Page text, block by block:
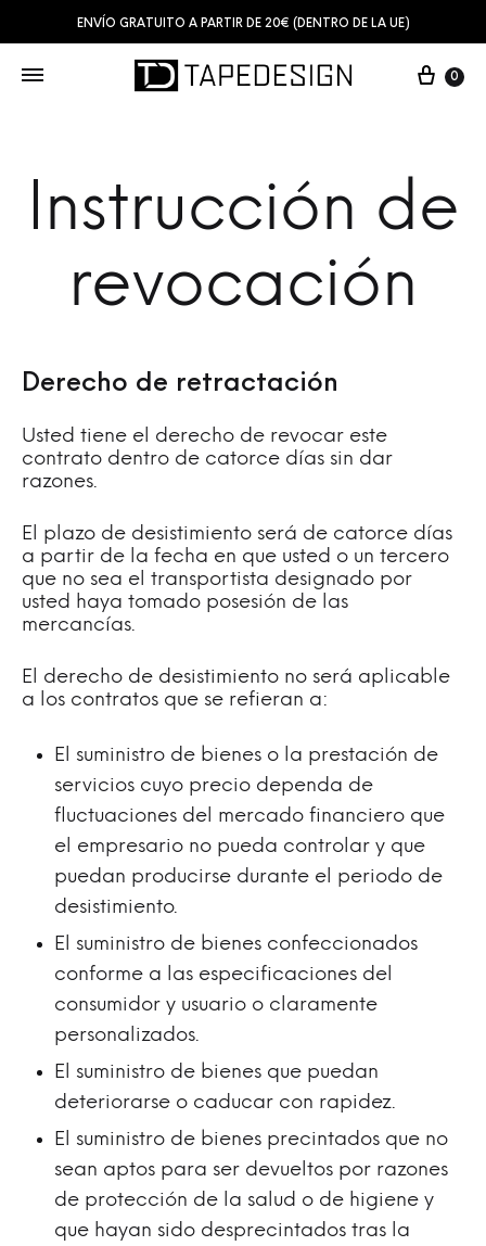
ENVÍO GRATUITO A PARTIR DE 20€ (DENTRO DE LA UE)
0
Instrucción de
revocación
Derecho de retractación
Usted tiene el derecho de revocar este
contrato dentro de catorce días sin dar
razones.
El plazo de desistimiento será de catorce días
a partir de la fecha en que usted o un tercero
que no sea el transportista designado por
usted haya tomado posesión de las
mercancías.
El derecho de desistimiento no será aplicable
a los contratos que se refieran a:
El suministro de bienes o la prestación de
servicios cuyo precio dependa de
fluctuaciones del mercado financiero que
el empresario no pueda controlar y que
puedan producirse durante el periodo de
desistimiento.
El suministro de bienes confeccionados
conforme a las especificaciones del
consumidor y usuario o claramente
personalizados.
El suministro de bienes que puedan
deteriorarse o caducar con rapidez.
El suministro de bienes precintados que no
sean aptos para ser devueltos por razones
de protección de la salud o de higiene y
que hayan sido desprecintados tras la